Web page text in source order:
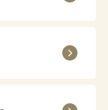
多摩地域
びいただけます。
りますか？